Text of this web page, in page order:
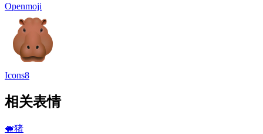
Openmoji
Icons8
相关表情
🐖猪